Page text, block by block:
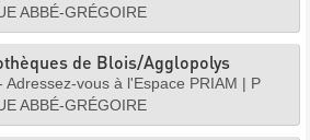
ABBÉ-GRÉGOIRE
de Blois/Agglopolys
Adressez-vous à l'Espace PRIAM | P
ABBÉ-GRÉGOIRE